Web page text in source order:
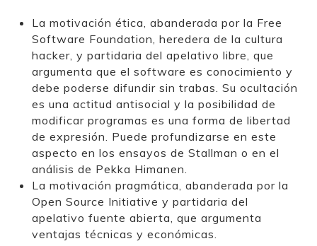
La motivación ética, abanderada por la Free
Software Foundation, heredera de la cultura
hacker, y partidaria del apelativo libre, que
argumenta que el software es conocimiento y
debe poderse difundir sin trabas. Su ocultación
es una actitud antisocial y la posibilidad de
modificar programas es una forma de libertad
de expresión. Puede profundizarse en este
aspecto en los ensayos de Stallman o en el
análisis de Pekka Himanen.
La motivación pragmática, abanderada por la
Open Source Initiative y partidaria del
apelativo fuente abierta, que argumenta
ventajas técnicas y económicas.